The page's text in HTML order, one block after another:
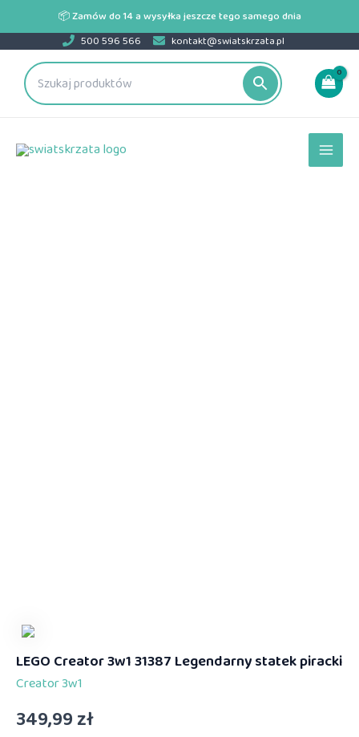
do
treści
📦 Zamów do 14 a wysyłka jeszcze tego samego dnia
500 596 566
kontakt@swiatskrzata.pl
Main
LEGO Creator 3w1 31387 Legendarny statek piracki
Creator 3w1
349,99zł